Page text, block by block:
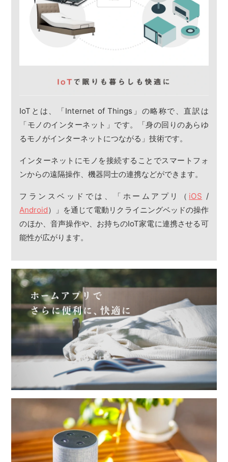
IoTとは、「Internet of Things」の略称で、直訳は
「モノのインターネット」です。「身の回りのあらゆ
るモノがインターネットにつながる」技術です。
インターネットにモノを接続することでスマートフォ
ンからの遠隔操作、機器同士の連携などができます。
フランスベッドでは、「ホームアプリ（ iOS /
Android）」を通じて電動リクライニングベッドの操作
のほか、音声操作や、お持ちのIoT家電に連携させる可
能性が広がります。